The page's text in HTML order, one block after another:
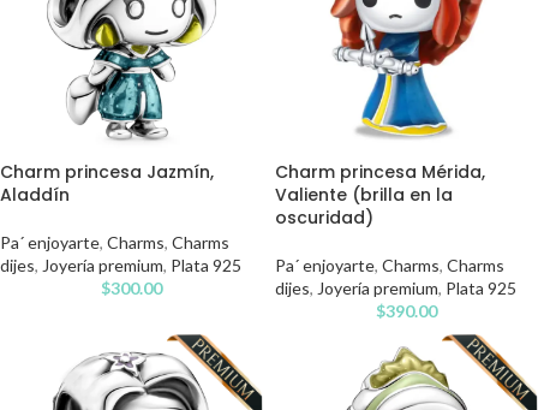
Charm princesa Jazmín,
Aladdín
Pa´ enjoyarte, Charms, Charms
dijes, Joyería premium, Plata 925
$300.00
Charm princesa Mérida,
Valiente (brilla en la
oscuridad)
Pa´ enjoyarte, Charms, Charms
dijes, Joyería premium, Plata 925
$390.00